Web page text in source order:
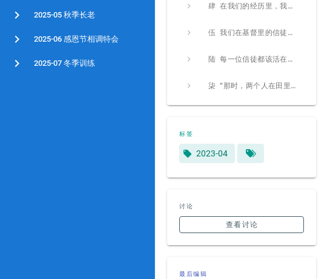
2025-05 秋季长老
2025-06 感恩节相调特会
2025-07 冬季训练
肆 在我们的经历里，我们实际上成为终极完成之灵与是灵之基督这神圣奥秘范围的一部分——约十四16～20，十七21～23：
伍 我们在基督里的信徒，神的儿女，应当活在神圣奥秘的范围里 ——罗八16，约十四2～3、20，林前十五45下，加三14，林后三17～18：
陆 每一位信徒都该活在神圣奥秘的范围里，并且该是神圣奥秘的人，是属人的，却神圣的活着—加二20，林后十1，十三14：
柒 “那时，两个人在田里，取去一个，撇下一个。两个女人在磨坊推磨，取去一个，撇下一个”——太二四40～41:
标签
2023-04
讨论
查看讨论
最后编辑